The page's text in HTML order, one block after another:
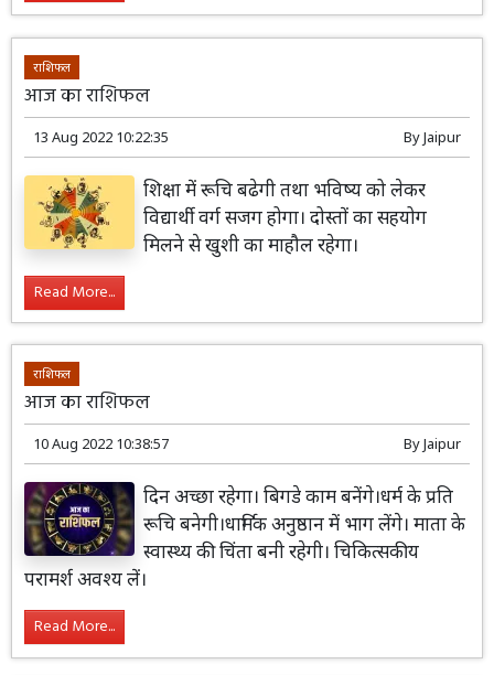
राशिफल
आज का राशिफल
13 Aug 2022 10:22:35 ByJaipur
शिक्षा में रूचि बढेगी तथा भविष्य को लेकर
विद्यार्थी वर्ग सजग होगा। दोस्तों का सहयोग
मिलने से खुशी का माहौल रहेगा।
Read More...
राशिफल
आज का राशिफल
10 Aug 2022 10:38:57 ByJaipur
दिन अच्छा रहेगा। बिगडे काम बनेंगे।धर्म के प्रति
रूचि बनेगी।धार्मिक अनुष्ठान में भाग लेंगे। माता के
स्वास्थ्य की चिंता बनी रहेगी। चिकित्सकीय
परामर्श अवश्य लें।
Read More...